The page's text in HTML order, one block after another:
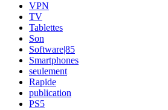
VPN
TV
Tablettes
Son
Software|85
Smartphones
seulement
Rapide
publication
PS5